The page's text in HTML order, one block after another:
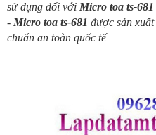
sử dụng đối với Micro toa ts-681
- Micro toa ts-681 được sản
chuẩn an toàn quốc tế